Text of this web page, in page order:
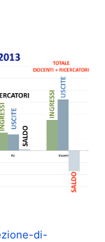
di-